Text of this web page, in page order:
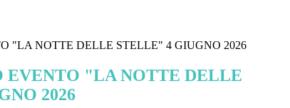
"LA NOTTE DELLE STELLE" 4 GIUGNO 2026
EVENTO "LA NOTTE DELLE
2026